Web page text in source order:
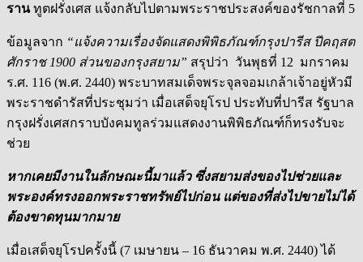
รานทูตฝรั่งเศส แจ้งกลับไปตามพระราชประสงค์ของรัชกาลที่ 5
ข้อมูลจาก “แจ้งความเรื่องจัดแสดงพิพิธภัณฑ์กรุงปารีส ปีคฤสต
ศักราช 1900 ส่วนของกรุงสยาม” สรุปว่า วันพุธที่ 12 มกราคม
ร.ศ. 116 (พ.ศ. 2440) พระบาทสมเด็จพระจุลจอมเกล้าเจ้าอยู่หัวมี
พระราชดำรัสที่ประชุมว่า เมื่อเสด็จยุโรป ประทับที่ปารีส รัฐบาล
กรุงฝรั่งเศสกราบบังคมทูลร่วมแสดงงานพิพิธภัณฑ์ก็ทรงรับจะ
ช่วย
หากเคยมีงานในลักษณะนี้มาแล้ว ซึ่งสยามส่งของไปช่วยและ
พระองค์ทรงออกพระราชทรัพย์ไปก่อน แต่ของที่ส่งไปขายไม่ได้
ต้องขาดทุนมากมาย
เมื่อเสด็จยุโรปครั้งนี้ (7 เมษายน – 16 ธันวาคม พ.ศ. 2440) ได้